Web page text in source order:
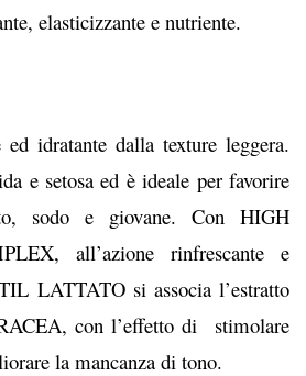
elasticizzante e nutriente.
idratante dalla texture leggera.
e setosa ed è ideale per favorire
sodo e giovane. Con HIGH
all’azione rinfrescante e
LATTATO si associa l’estratto
con l’effetto di stimolare
la mancanza di tono.